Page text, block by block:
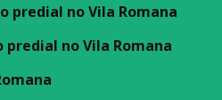
predial no Vila Romana
no Vila Romana